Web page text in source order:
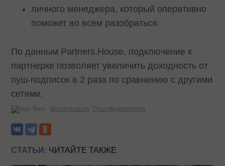
личного менеджера, который оперативно
поможет во всем разобраться.
По данным Partners.House, подключение к
партнерке позволяет увеличить доходность от
пуш-подписок в 2 раза по сравнению с другими
сетями.
Теги: Монетизация Пуш-уведомления
СТАТЬИ: ЧИТАЙТЕ ТАКЖЕ